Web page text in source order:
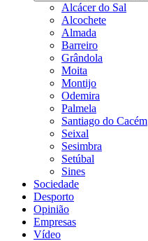
Alcácer do Sal
Alcochete
Almada
Barreiro
Grândola
Moita
Montijo
Odemira
Palmela
Santiago do Cacém
Seixal
Sesimbra
Setúbal
Sines
Sociedade
Desporto
Opinião
Empresas
Vídeo